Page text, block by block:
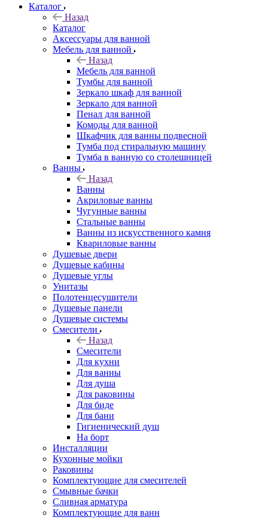
Каталог
Назад
Каталог
Аксессуары для ванной
Мебель для ванной
Назад
Мебель для ванной
Тумбы для ванной
Зеркало шкаф для ванной
Зеркало для ванной
Пенал для ванной
Комоды для ванной
Шкафчик для ванны подвесной
Тумба под стиральную машину
Тумба в ванную со столешницей
Ванны
Назад
Ванны
Акриловые ванны
Чугунные ванны
Стальные ванны
Ванны из искусственного камня
Квариловые ванны
Душевые двери
Душевые кабины
Душевые углы
Унитазы
Полотенцесушители
Душевые панели
Душевые системы
Смесители
Назад
Смесители
Для кухни
Для ванны
Для душа
Для раковины
Для биде
Для бани
Гигиенический душ
На борт
Инсталляции
Кухонные мойки
Раковины
Комплектующие для смесителей
Смывные бачки
Сливная арматура
Комплектующие для ванн